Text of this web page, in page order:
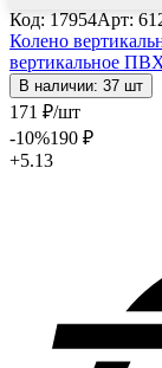
Код: 17954Арт:
Колено
вертикальное
В наличии: 37 шт
171 ₽/шт
-10%190 ₽
+5.13